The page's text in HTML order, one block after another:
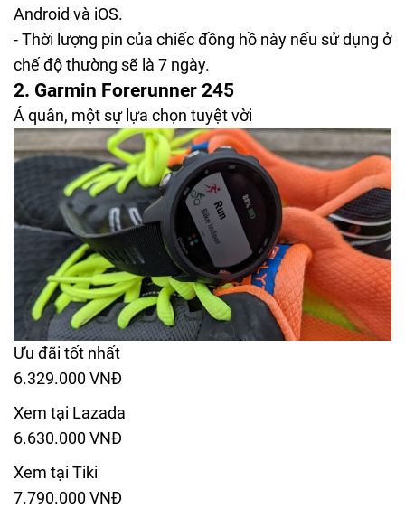
Android và iOS.
- Thời lượng pin của chiếc đồng hồ này nếu sử dụng ở
chế độ thường sẽ là 7 ngày.
2. Garmin Forerunner 245
Á quân, một sự lựa chọn tuyệt vời
Ưu đãi tốt nhất
6.329.000 VNĐ
Xem tại Lazada
6.630.000 VNĐ
Xem tại Tiki
7.790.000 VNĐ